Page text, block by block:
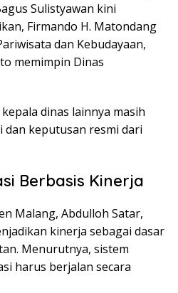
Sulistyawan kini
Firmando H. Matondang
dan Kebudayaan,
memimpin Dinas
dinas lainnya masih
dan keputusan resmi dari
Berbasis Kinerja
Malang, Abdulloh Satar,
kinerja sebagai dasar
Menurutnya, sistem
harus berjalan secara